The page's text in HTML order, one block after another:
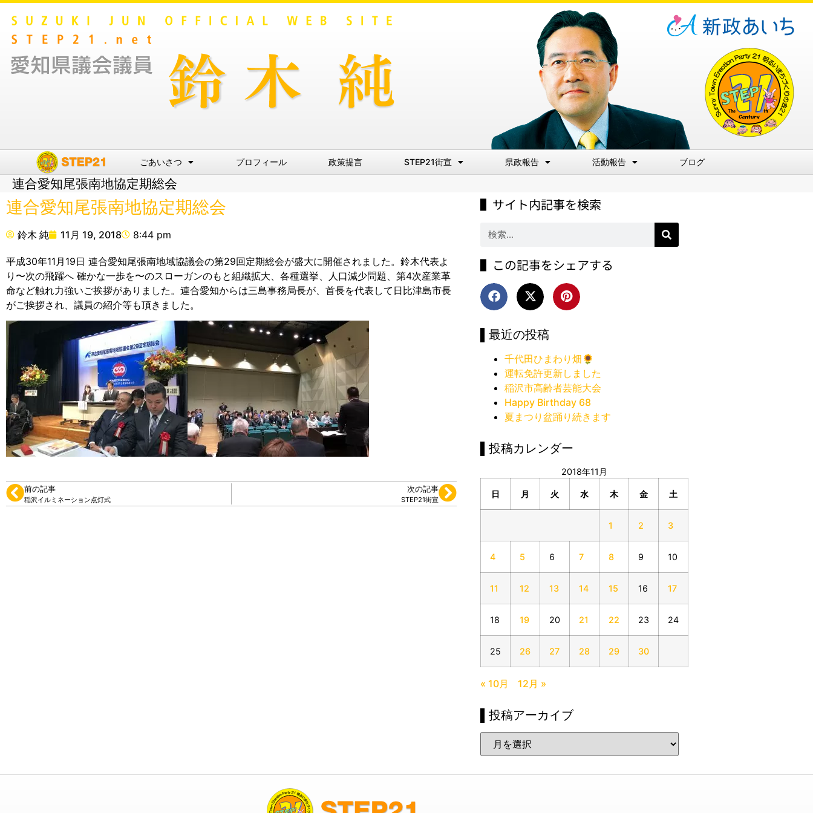
ごあいさつ プロフィール 政策提言 STEP21街宣 県政報告 活動報告 ブログ
連合愛知尾張南地協定期総会
連合愛知尾張南地協定期総会
鈴木 純 11月 19, 2018 8:44 pm
平成30年11月19日 連合愛知尾張南地域協議会の第29回定期総会が盛大に開催されました。鈴木代表よ
り〜次の飛躍へ 確かな一歩を〜のスローガンのもと組織拡大、各種選挙、人口減少問題、第4次産業革
命など触れ力強いご挨拶がありました。連合愛知からは三島事務局長が、首長を代表して日比津島市長
がご挨拶され、議員の紹介等も頂きました。
前の記事
稲沢イルミネーション点灯式
次の記事
STEP21街宣
▌サイト内記事を検索
▌この記事をシェアする
▌最近の投稿
千代田ひまわり畑🌻
運転免許更新しました
稲沢市高齢者芸能大会
Happy Birthday 68
夏まつり盆踊り続きます
▌投稿カレンダー
2018年11月
日 月 火 水 木 金 土
1 2 3
4 5 6 7 8 9 10
11 12 13 14 15 16 17
18 19 20 21 22 23 24
25 26 27 28 29 30
« 10月 12月 »
▌投稿アーカイブ